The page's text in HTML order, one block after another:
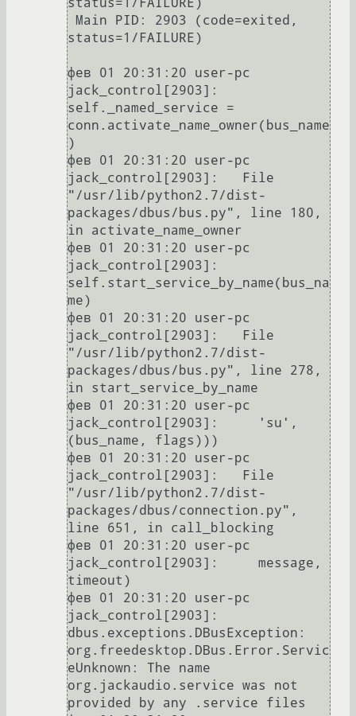
status=1/FAILURE)
status=1/FAILURE)
фев 01 20:31:20 user-pc
jack_control[2903]:
self._named_service =
conn.activate_name_owner(bus_name
)
фев 01 20:31:20 user-pc
jack_control[2903]:   File
"/usr/lib/python2.7/dist-
packages/dbus/bus.py", line 180,
in activate_name_owner
фев 01 20:31:20 user-pc
jack_control[2903]:
self.start_service_by_name(bus_na
me)
фев 01 20:31:20 user-pc
jack_control[2903]:   File
"/usr/lib/python2.7/dist-
packages/dbus/bus.py", line 278,
in start_service_by_name
фев 01 20:31:20 user-pc
jack_control[2903]:     'su',
(bus_name, flags)))
фев 01 20:31:20 user-pc
jack_control[2903]:   File
"/usr/lib/python2.7/dist-
packages/dbus/connection.py",
line 651, in call_blocking
фев 01 20:31:20 user-pc
jack_control[2903]:     message,
timeout)
фев 01 20:31:20 user-pc
jack_control[2903]:
dbus.exceptions.DBusException:
org.freedesktop.DBus.Error.Servic
eUnknown: The name
org.jackaudio.service was not
provided by any .service files